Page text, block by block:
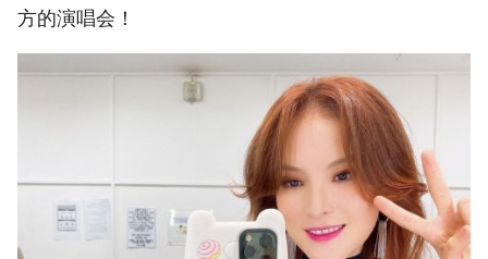
方的演唱会！